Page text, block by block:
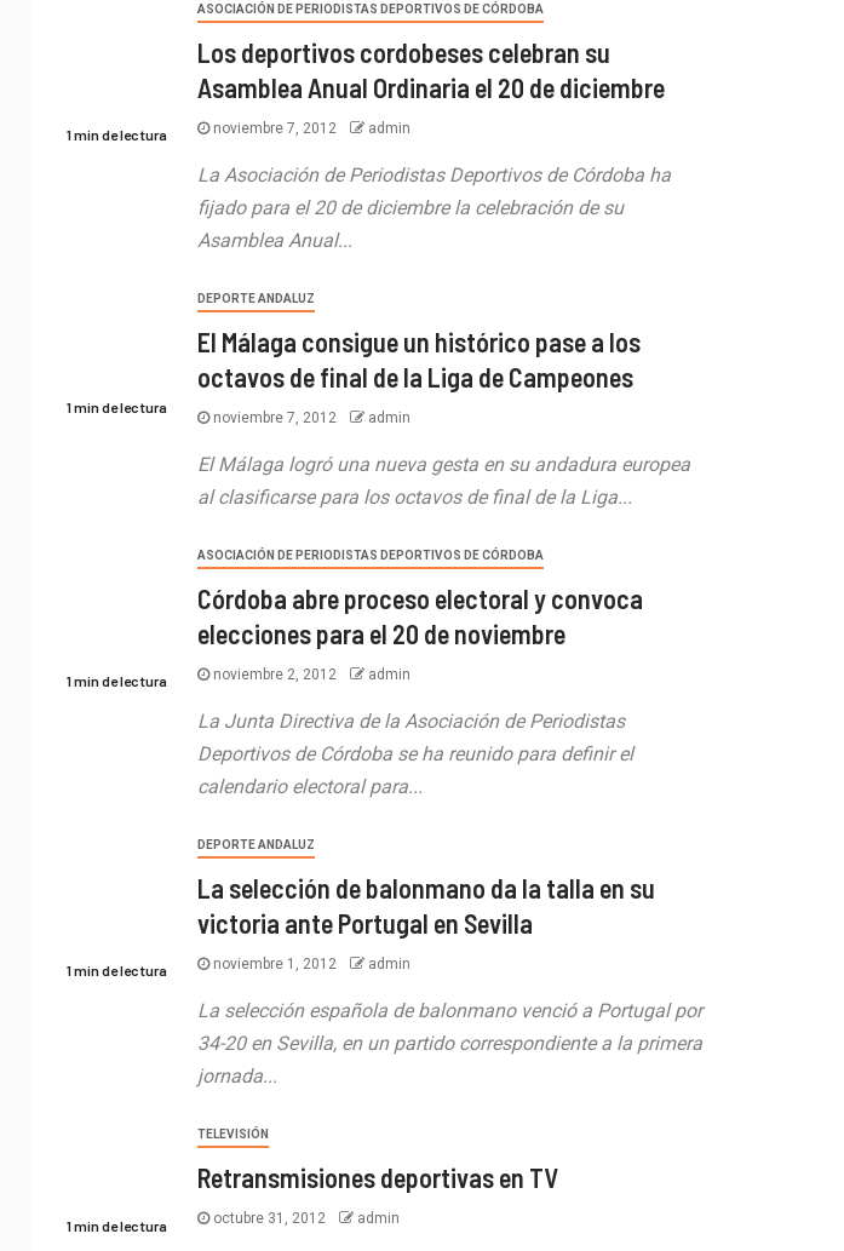
1 min de lectura
ASOCIACIÓN DE PERIODISTAS DEPORTIVOS DE CÓRDOBA
Los deportivos cordobeses celebran su
Asamblea Anual Ordinaria el 20 de diciembre
noviembre 7, 2012 admin
La Asociación de Periodistas Deportivos de Córdoba ha
fijado para el 20 de diciembre la celebración de su
Asamblea Anual...
1 min de lectura
DEPORTE ANDALUZ
El Málaga consigue un histórico pase a los
octavos de final de la Liga de Campeones
noviembre 7, 2012 admin
El Málaga logró una nueva gesta en su andadura europea
al clasificarse para los octavos de final de la Liga...
1 min de lectura
ASOCIACIÓN DE PERIODISTAS DEPORTIVOS DE CÓRDOBA
Córdoba abre proceso electoral y convoca
elecciones para el 20 de noviembre
noviembre 2, 2012 admin
La Junta Directiva de la Asociación de Periodistas
Deportivos de Córdoba se ha reunido para definir el
calendario electoral para...
1 min de lectura
DEPORTE ANDALUZ
La selección de balonmano da la talla en su
victoria ante Portugal en Sevilla
noviembre 1, 2012 admin
La selección española de balonmano venció a Portugal por
34-20 en Sevilla, en un partido correspondiente a la primera
jornada...
1 min de lectura
TELEVISIÓN
Retransmisiones deportivas en TV
octubre 31, 2012 admin